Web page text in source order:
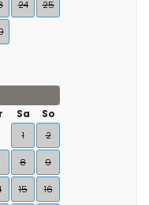
24 25
Sa
So
1
2
8 9
15 16